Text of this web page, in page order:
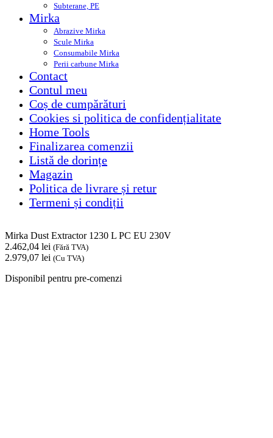
Subterane, PE
Mirka
Abrazive Mirka
Scule Mirka
Consumabile Mirka
Perii carbune Mirka
Contact
Contul meu
Coș de cumpărături
Cookies si politica de confidențialitate
Home Tools
Finalizarea comenzii
Listă de dorințe
Magazin
Politica de livrare și retur
Termeni și condiții
Mirka Dust Extractor 1230 L PC EU 230V
2.462,04 lei (Fără TVA)
2.979,07 lei (Cu TVA)
Disponibil pentru pre-comenzi